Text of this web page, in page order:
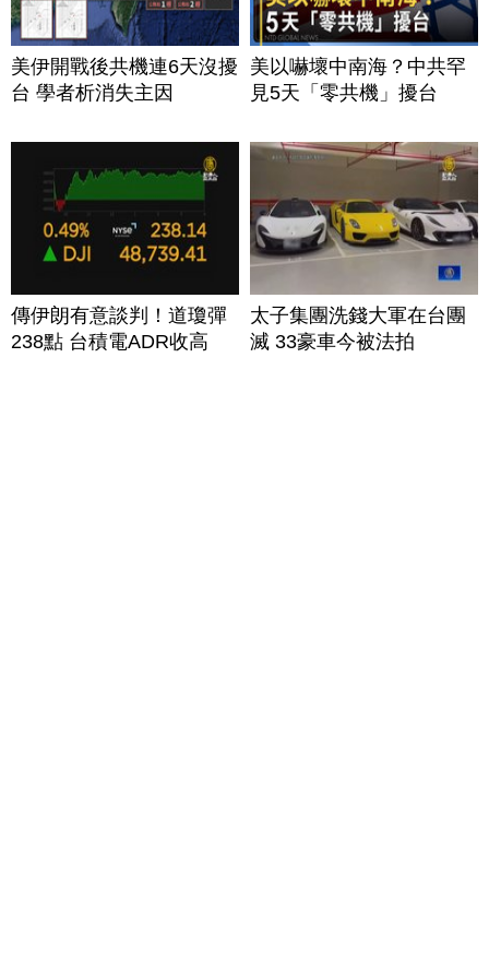
美伊開戰後共機連6天沒擾
台 學者析消失主因
美以嚇壞中南海？中共罕
見5天「零共機」擾台
傳伊朗有意談判！道瓊彈
238點 台積電ADR收高
太子集團洗錢大軍在台團
滅 33豪車今被法拍